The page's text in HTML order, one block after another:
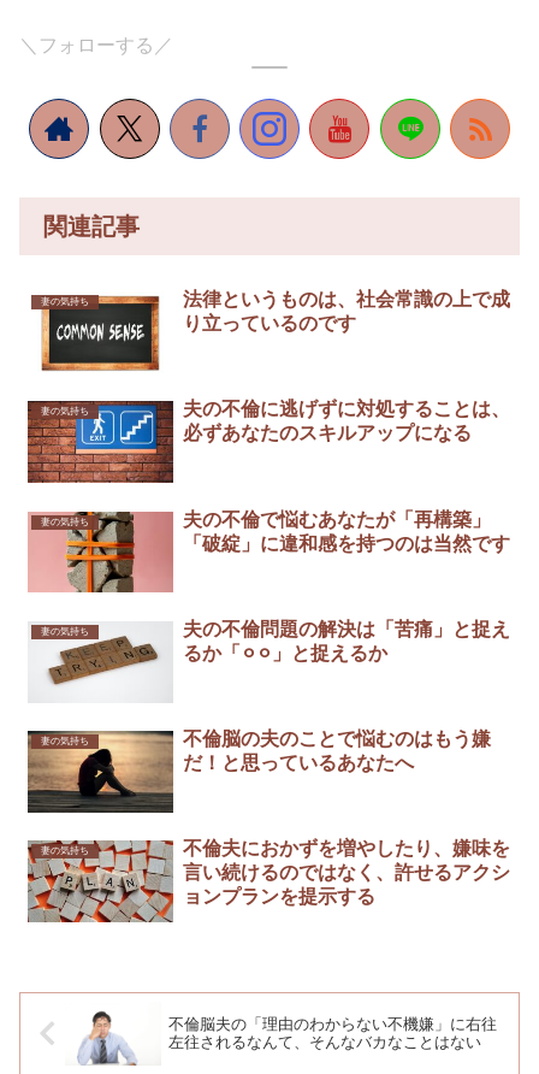
＼フォローする／
関連記事
妻の気持ち
法律というものは、社会常識の上で成
り立っているのです
妻の気持ち
夫の不倫に逃げずに対処することは、
必ずあなたのスキルアップになる
妻の気持ち
夫の不倫で悩むあなたが「再構築」
「破綻」に違和感を持つのは当然です
妻の気持ち
夫の不倫問題の解決は「苦痛」と捉え
るか「⚪︎⚪︎」と捉えるか
妻の気持ち
不倫脳の夫のことで悩むのはもう嫌
だ！と思っているあなたへ
妻の気持ち
不倫夫におかずを増やしたり、嫌味を
言い続けるのではなく、許せるアクシ
ョンプランを提示する
不倫脳夫の「理由のわからない不機嫌」に右往
左往されるなんて、そんなバカなことはない